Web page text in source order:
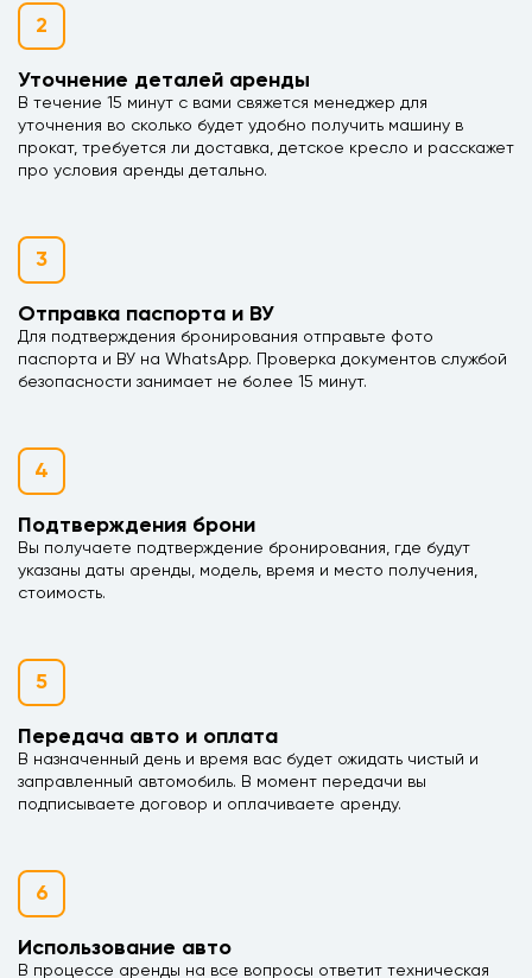
2
Уточнение деталей аренды
В течение 15 минут с вами свяжется менеджер для
уточнения во сколько будет удобно получить машину в
прокат, требуется ли доставка, детское кресло и расскажет
про условия аренды детально.
3
Отправка паспорта и ВУ
Для подтверждения бронирования отправьте фото
паспорта и ВУ на WhatsApp. Проверка документов службой
безопасности занимает не более 15 минут.
4
Подтверждения брони
Вы получаете подтверждение бронирования, где будут
указаны даты аренды, модель, время и место получения,
стоимость.
5
Передача авто и оплата
В назначенный день и время вас будет ожидать чистый и
заправленный автомобиль. В момент передачи вы
подписываете договор и оплачиваете аренду.
6
Использование авто
В процессе аренды на все вопросы ответит техническая